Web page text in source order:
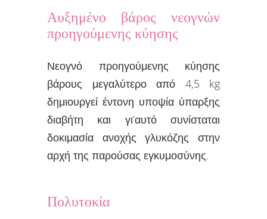
Αυξημένο βάρος νεογνών
προηγούμενης κύησης
Νεογνό προηγούμενης κύησης
βάρους μεγαλύτερο από 4,5 kg
δημιουργεί έντονη υποψία ύπαρξης
διαβήτη και γι’αυτό συνίσταται
δοκιμασία ανοχής γλυκόζης στην
αρχή της παρούσας εγκυμοσύνης.
Πολυτοκία